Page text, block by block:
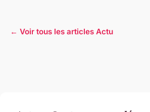
← Voir tous les articles Actu